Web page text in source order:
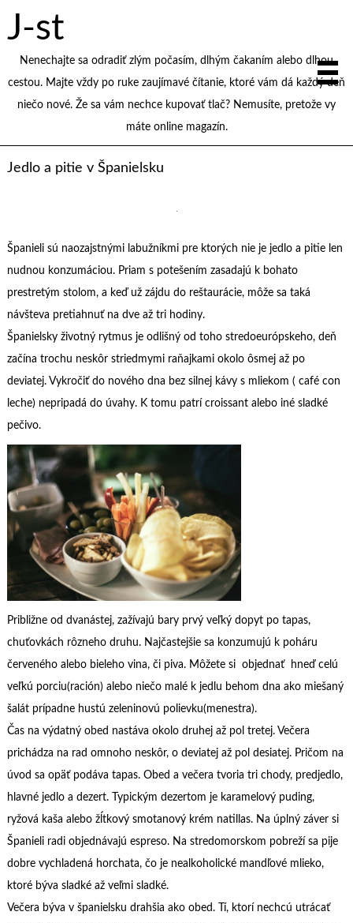
J-st
Nenechajte sa odradiť zlým počasím, dlhým čakaním alebo dlhou
cestou. Majte vždy po ruke zaujímavé čítanie, ktoré vám dá každý deň
niečo nové. Že sa vám nechce kupovať tlač? Nemusíte, pretože vy
máte online magazín.
Jedlo a pitie v Španielsku
Španieli sú naozajstnými labužníkmi pre ktorých nie je jedlo a pitie len
nudnou konzumáciou. Priam s potešením zasadajú k bohato
prestretým stolom, a keď už zájdu do reštaurácie, môže sa taká
návšteva pretiahnuť na dve až tri hodiny.
Španielsky životný rytmus je odlišný od toho stredoeurópskeho, deň
začína trochu neskôr striedmymi raňajkami okolo ôsmej až po
deviatej. Vykročiť do nového dna bez silnej kávy s mliekom ( café con
leche) nepripadá do úvahy. K tomu patrí croissant alebo iné sladké
pečivo.
Približne od dvanástej, zažívajú bary prvý veľký dopyt po tapas,
chuťovkách rôzneho druhu. Najčastejšie sa konzumujú k poháru
červeného alebo bieleho vina, či piva. Môžete si objednať hneď celú
veľkú porciu(ración) alebo niečo malé k jedlu behom dna ako miešaný
šalát prípadne hustú zeleninovú polievku(menestra).
Čas na výdatný obed nastáva okolo druhej až pol tretej. Večera
prichádza na rad omnoho neskôr, o deviatej až pol desiatej. Pričom na
úvod sa opäť podáva tapas. Obed a večera tvoria tri chody, predjedlo,
hlavné jedlo a dezert. Typickým dezertom je karamelový puding,
ryžová kaša alebo žĺtkový smotanový krém natillas. Na úplný záver si
Španieli radi objednávajú espreso. Na stredomorskom pobreží sa pije
dobre vychladená horchata, čo je nealkoholické mandľové mlieko,
ktoré býva sladké až veľmi sladké.
Večera býva v španielsku drahšia ako obed. Tí, ktorí nechcú utrácať